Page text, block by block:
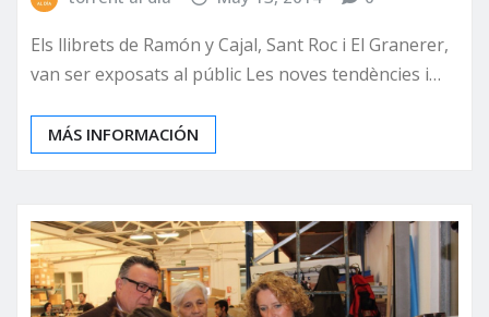
Els llibrets de Ramón y Cajal, Sant Roc i El Granerer,
van ser exposats al públic Les noves tendències i…
MÁS INFORMACIÓN